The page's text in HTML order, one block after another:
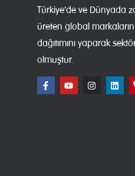
Türkiye’de ve Dünyada
üreten global
dağıtımını yaparak
olmuştur.